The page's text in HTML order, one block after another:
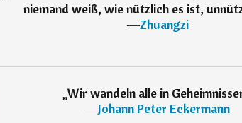
niemand weiß, wie nützlich es ist,
―Zhuangzi
„Wir wandeln alle in
―Johann Peter Eckermann